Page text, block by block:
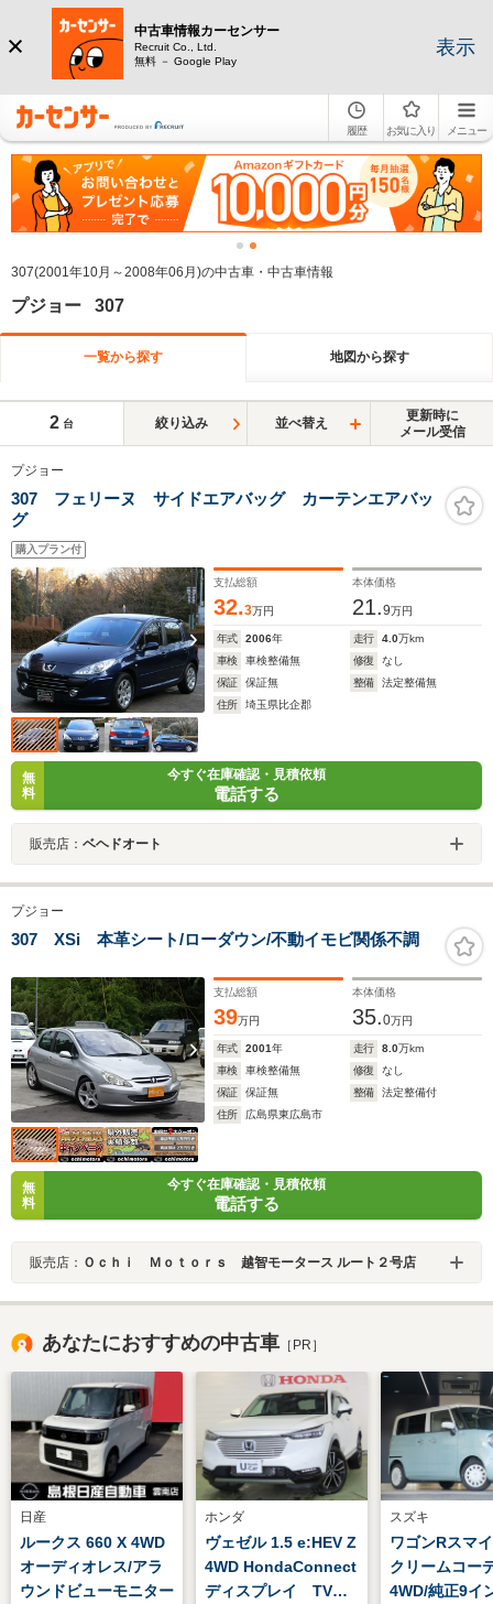
中古車情報カーセンサー
Recruit Co., Ltd.
無料 － Google Play
表示
履歴 お気に入り メニュー
307(2001年10月～2008年06月)の中古車・中古車情報
プジョー 307
一覧から探す 地図から探す
2 台 絞り込み 並べ替え
更新時に
メール受信
プジョー
307 フェリーヌ サイドエアバッグ カーテンエアバッ
グ
購入プラン付
支払総額
32.3万円
本体価格
21.9万円
年式 2006年 走行 4.0万km
車検
車検整備無 修復
なし
保証
保証無 整備
法定整備無
住所
埼玉県比企郡
無
料
今すぐ在庫確認・見積依頼
電話する
販売店： ベヘドオート
プジョー
307 XSi 本革シート/ローダウン/不動イモビ関係不調
支払総額
39万円
本体価格
35.0万円
年式 2001年 走行 8.0万km
車検
車検整備無 修復
なし
保証
保証無 整備
法定整備付
住所
広島県東広島市
無
料
今すぐ在庫確認・見積依頼
電話する
販売店： Ｏｃｈｉ Ｍｏｔｏｒｓ 越智モータース ルート２号店
あなたにおすすめの中古車 ［PR］
日産
ルークス 660 X 4WD
オーディオレス/アラ
ウンドビューモニター
ホンダ
ヴェゼル 1.5 e:HEV Z
4WD HondaConnect
ディスプレイ TVフ
スズキ
ワゴンRスマ
クリームコー
4WD/純正9イ